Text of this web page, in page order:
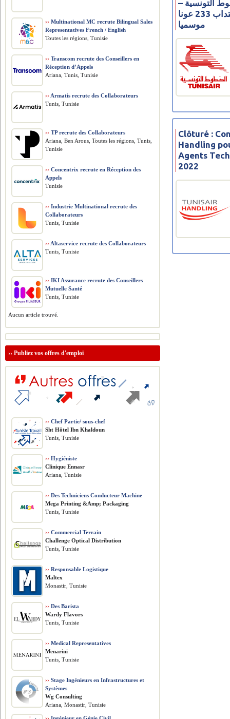
– مناظرة شركة الخطوط التونسية
للخدمات الأرضية لانتداب 233 عونا
موسميا
Clôturé :
Handling
Agents
2022
›› Multinational MC recrute Bilingual Sales
Representatives French / English
Toutes les régions, Tunisie
›› Transcom recrute des Conseillers en
Réception d’Appels
Ariana, Tunis, Tunisie
›› Armatis recrute des Collaborateurs
Tunis, Tunisie
›› TP recrute des Collaborateurs
Ariana, Ben Arous, Toutes les régions, Tunis,
Tunisie
›› Concentrix recrute en Réception des
Appels
Tunisie
›› Industrie Multinational recrute des
Collaborateurs
Tunis, Tunisie
›› Altaservice recrute des Collaborateurs
Tunis, Tunisie
›› IKI Assurance recrute des Conseillers
Mutuelle Santé
Tunis, Tunisie
Aucun article trouvé.
››Publiez vos offres d'emploi
›› Chef Partie/ sous-chef
Sht Hôtel Ibn Khaldoun
Tunis, Tunisie
›› Hygiéniste
Clinique Ennasr
Ariana, Tunisie
›› Des Techniciens Conducteur Machine
Mega Printing &Amp; Packaging
Tunis, Tunisie
›› Commercial Terrain
Challenge Optical Distribution
Tunis, Tunisie
›› Responsable Logistique
Maltex
Monastir, Tunisie
›› Des Barista
Wardy Flavors
Tunis, Tunisie
›› Medical Representatives
Menarini
Tunis, Tunisie
›› Stage Ingénieurs en Infrastructures et
Systèmes
Wg Consulting
Ariana, Monastir, Tunisie